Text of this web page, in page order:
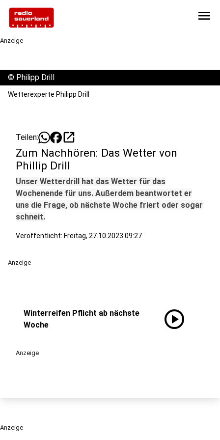
menu
Anzeige
© Philipp Drill
Wetterexperte Philipp Drill
Teilen: open_in_new
Zum Nachhören: Das Wetter von
Phillip Drill
Unser Wetterdrill hat das Wetter für das
Wochenende für uns. Außerdem beantwortet er
uns die Frage, ob nächste Woche friert oder sogar
schneit.
Veröffentlicht: Freitag, 27.10.2023 09:27
Anzeige
Winterreifen Pflicht ab nächste
Woche
play_circle
Anzeige
Anzeige